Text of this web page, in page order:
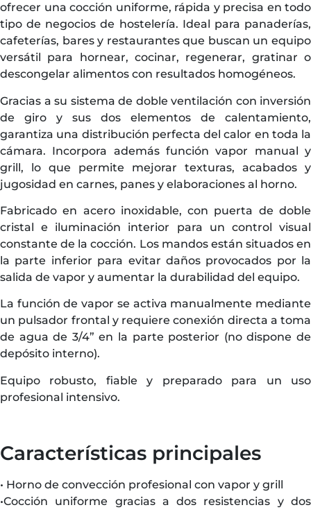
ofrecer una cocción uniforme, rápida y precisa en todo
tipo de negocios de hostelería. Ideal para panaderías,
cafeterías, bares y restaurantes que buscan un equipo
versátil para hornear, cocinar, regenerar, gratinar o
descongelar alimentos con resultados homogéneos.
Gracias a su sistema de doble ventilación con inversión
de giro y sus dos elementos de calentamiento,
garantiza una distribución perfecta del calor en toda la
cámara. Incorpora además función vapor manual y
grill, lo que permite mejorar texturas, acabados y
jugosidad en carnes, panes y elaboraciones al horno.
Fabricado en acero inoxidable, con puerta de doble
cristal e iluminación interior para un control visual
constante de la cocción. Los mandos están situados en
la parte inferior para evitar daños provocados por la
salida de vapor y aumentar la durabilidad del equipo.
La función de vapor se activa manualmente mediante
un pulsador frontal y requiere conexión directa a toma
de agua de 3/4” en la parte posterior (no dispone de
depósito interno).
Equipo robusto, fiable y preparado para un uso
profesional intensivo.
Características principales
• Horno de convección profesional con vapor y grill
•Cocción uniforme gracias a dos resistencias y dos